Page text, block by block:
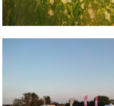
Ville nature